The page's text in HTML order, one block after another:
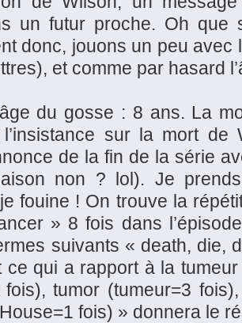
un futur proche. Oh
donc, jouons un peu avec
et comme par hasard
du gosse : 8 ans. La
l’insistance sur la mort de
de la fin de la série
non ? lol). Je
je fouine ! On trouve la
» 8 fois dans
suivants « death, die,
ce qui a rapport à la
fois), tumor (tumeur=3
fois) » donnera le